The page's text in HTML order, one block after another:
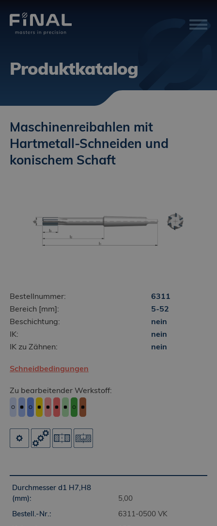
Produktkatalog
Maschinenreibahlen mit
Hartmetall-Schneiden und
konischem Schaft
Bestellnummer:
6311
Bereich [mm]:
5-52
Beschichtung:
nein
IK:
nein
IK zu Zähnen:
nein
Schneidbedingungen
Zu bearbeitender Werkstoff:
5,00
6311-0500 VK